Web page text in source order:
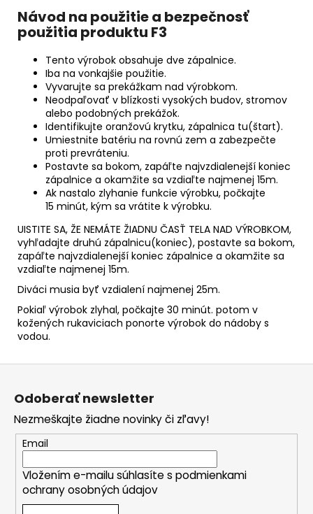
Návod na použitie a bezpečnosť
použitia produktu F3
Tento výrobok obsahuje dve zápalnice.
Iba na vonkajšie použitie.
Vyvarujte sa prekážkam nad výrobkom.
Neodpaľovať v blízkosti vysokých budov, stromov
alebo podobných prekážok.
Identifikujte oranžovú krytku, zápalnica tu(štart).
Umiestnite batériu na rovnú zem a zabezpečte
proti prevráteniu.
Postavte sa bokom, zapáľte najvzdialenejší koniec
zápalnice a okamžite sa vzdiaľte najmenej 15m.
Ak nastalo zlyhanie funkcie výrobku, počkajte
15 minút, kým sa vrátite k výrobku.
UISTITE SA, ŽE NEMÁTE ŽIADNU ČASŤ TELA NAD VÝROBKOM,
vyhľadajte druhú zápalnicu(koniec), postavte sa bokom,
zapáľte najvzdialenejší koniec zápalnice a okamžite sa
vzdiaľte najmenej 15m.
Diváci musia byť vzdialení najmenej 25m.
Pokiaľ výrobok zlyhal, počkajte 30 minút. potom v
kožených rukaviciach ponorte výrobok do nádoby s
vodou.
Z
Odoberať newsletter
Nezmeškajte žiadne novinky či zľavy!
Email
Vložením e-mailu súhlasíte s podmienkami
ochrany osobných údajov